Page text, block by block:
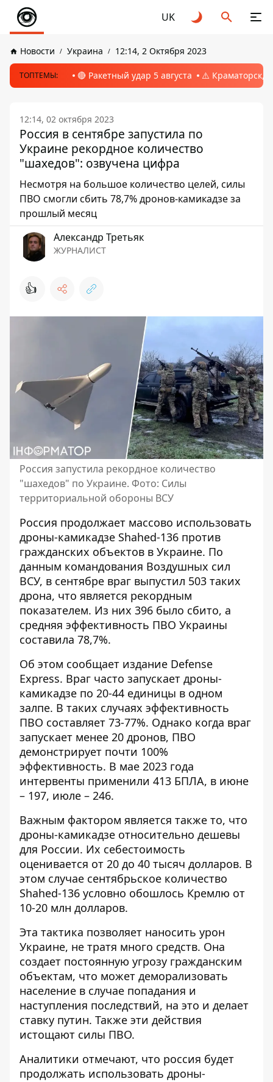
UK
Новости Украина 12:14, 2 Октября 2023
ТОПТЕМЫ: 🔴 Ракетный удар 5 августа ⚠️ Краматорск,
12:14, 02 октября 2023
Россия в сентябре запустила по
Украине рекордное количество
"шахедов": озвучена цифра
Несмотря на большое количество целей, силы
ПВО смогли сбить 78,7% дронов-камикадзе за
прошлый месяц
Александр Третьяк
ЖУРНАЛИСТ
👍
Россия запустила рекордное количество
"шахедов" по Украине. Фото: Силы
территориальной обороны ВСУ
Россия продолжает массово использовать
дроны-камикадзе Shahed-136 против
гражданских объектов в Украине. По
данным командования Воздушных сил
ВСУ, в сентябре враг выпустил 503 таких
дрона, что является рекордным
показателем. Из них 396 было сбито, а
средняя эффективность ПВО Украины
составила 78,7%.
Об этом сообщает издание Defense
Express. Враг часто запускает дроны-
камикадзе по 20-44 единицы в одном
залпе. В таких случаях эффективность
ПВО составляет 73-77%. Однако когда враг
запускает менее 20 дронов, ПВО
демонстрирует почти 100%
эффективность. В мае 2023 года
интервенты применили 413 БПЛА, в июне
– 197, июле – 246.
Важным фактором является также то, что
дроны-камикадзе относительно дешевы
для России. Их себестоимость
оценивается от 20 до 40 тысяч долларов. В
этом случае сентябрьское количество
Shahed-136 условно обошлось Кремлю от
10-20 млн долларов.
Эта тактика позволяет наносить урон
Украине, не тратя много средств. Она
создает постоянную угрозу гражданским
объектам, что может деморализовать
население в случае попадания и
наступления последствий, на это и делает
ставку путин. Также эти действия
истощают силы ПВО.
Аналитики отмечают, что россия будет
продолжать использовать дроны-